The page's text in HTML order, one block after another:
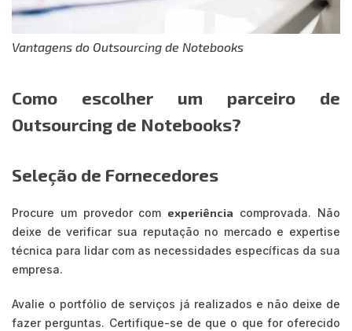
Vantagens do Outsourcing de Notebooks
Como escolher um parceiro de
Outsourcing de Notebooks?
Seleção de Fornecedores
Procure um provedor com experiência comprovada. Não
deixe de verificar sua reputação no mercado e expertise
técnica para lidar com as necessidades específicas da sua
empresa.
Avalie o portfólio de serviços já realizados e não deixe de
fazer perguntas. Certifique-se de que o que for oferecido